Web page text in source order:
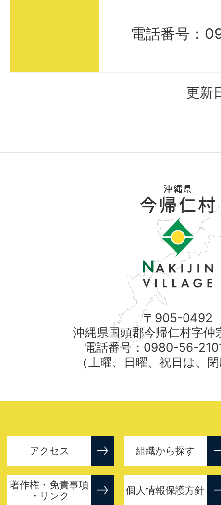
電話番号：
更新
〒905-0492
沖縄県国頭郡今帰仁村字仲
電話番号：0980-56-
（土曜、日曜、祝日は、
アクセス 組織から探す
著作権・免責事項
・リンク
個人情報保護方針